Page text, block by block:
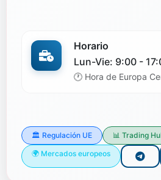
Horario
Lun-Vie: 9:00 -
🕐 Hora de Europa
🏛️ Regulación UE
📊 Trading
🌍 Mercados europeos